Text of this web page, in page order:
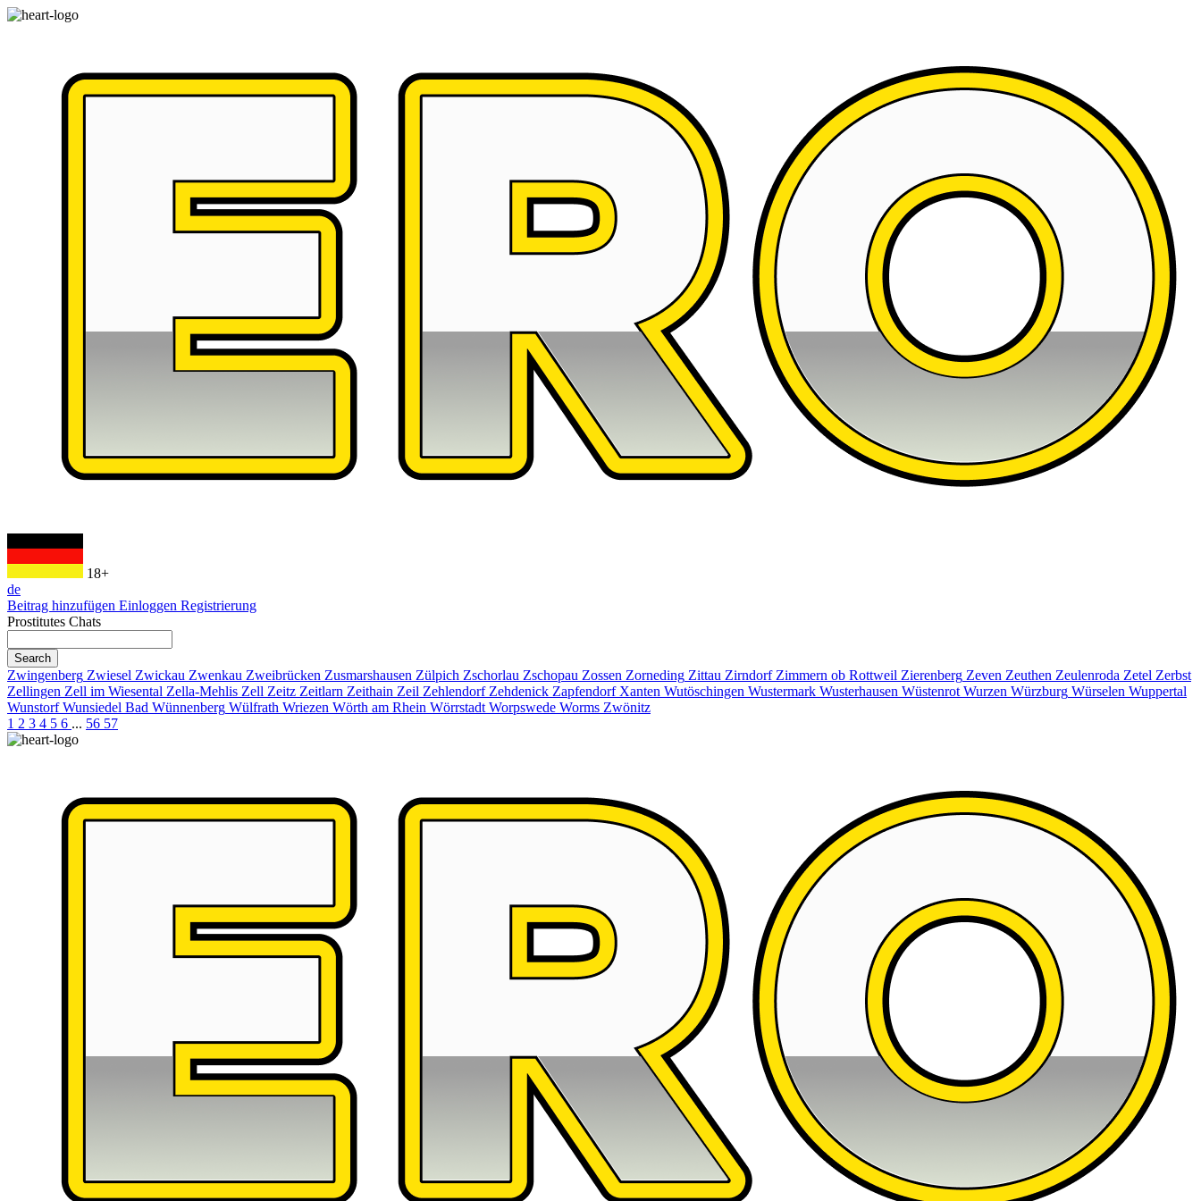
18+
de
Beitrag hinzufügen Einloggen Registrierung
Prostitutes Chats
Search
Zwingenberg Zwiesel Zwickau Zwenkau Zweibrücken Zusmarshausen Zülpich Zschorlau Zschopau Zossen Zorneding Zittau Zirndorf Zimmern ob Rottweil Zierenberg Zeven Zeuthen Zeulenroda Zetel Zerbst
Zellingen Zell im Wiesental Zella-Mehlis Zell Zeitz Zeitlarn Zeithain Zeil Zehlendorf Zehdenick Zapfendorf Xanten Wutöschingen Wustermark Wusterhausen Wüstenrot Wurzen Würzburg Würselen Wuppertal
Wunstorf Wunsiedel Bad Wünnenberg Wülfrath Wriezen Wörth am Rhein Wörrstadt Worpswede Worms Zwönitz
1 2 3 4 5 6 ... 56 57